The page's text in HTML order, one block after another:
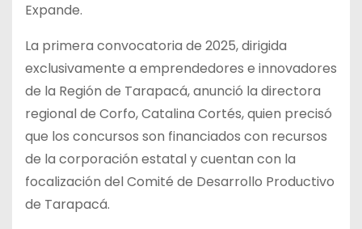
Expande.
La primera convocatoria de 2025, dirigida
exclusivamente a emprendedores e innovadores
de la Región de Tarapacá, anunció la directora
regional de Corfo, Catalina Cortés, quien precisó
que los concursos son financiados con recursos
de la corporación estatal y cuentan con la
focalización del Comité de Desarrollo Productivo
de Tarapacá.